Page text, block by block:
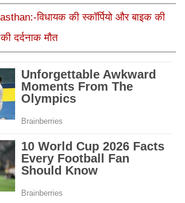
विधायक की स्कॉर्पियो और बाइक की
दर्दनाक मौत